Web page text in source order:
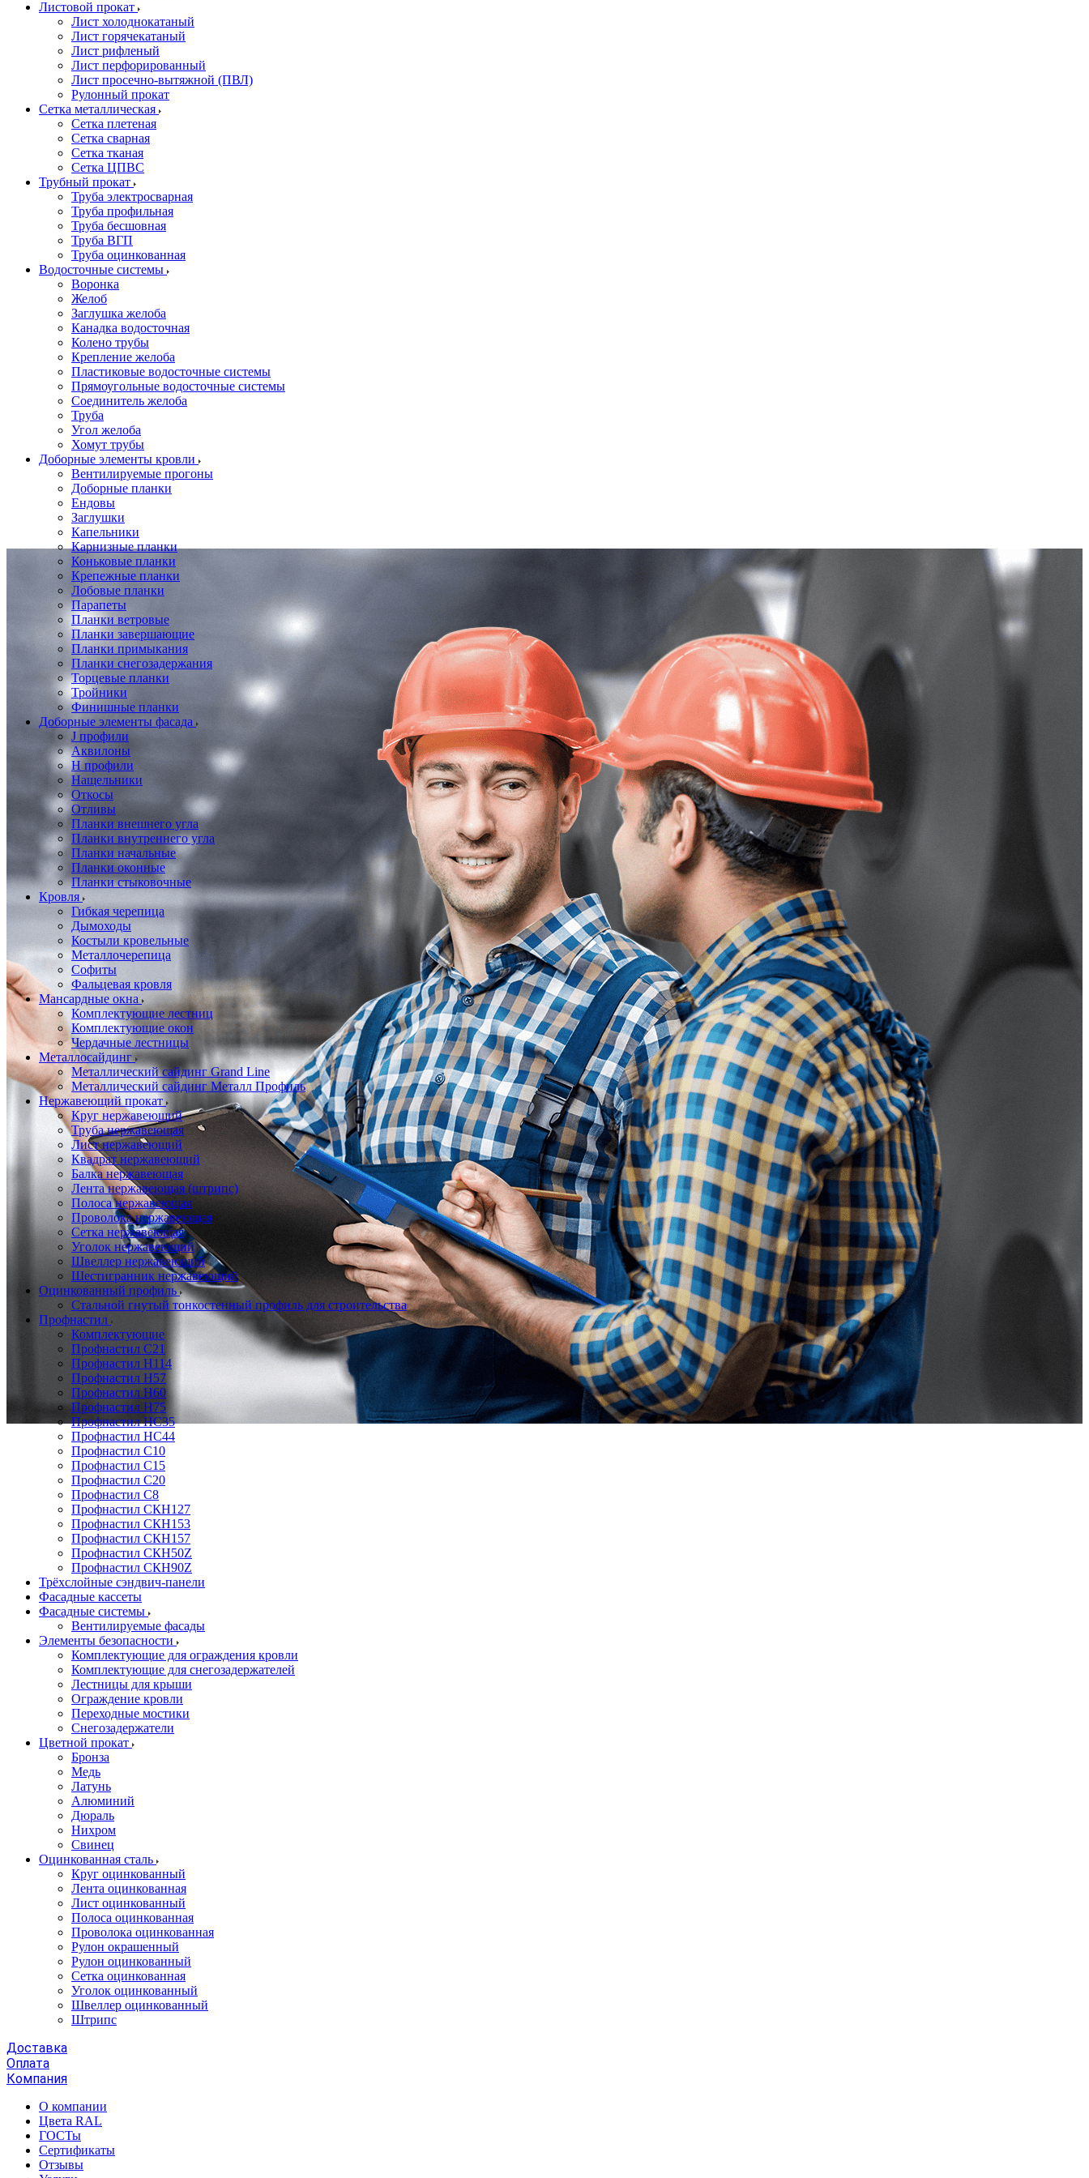
Листовой прокат
Лист холоднокатаный
Лист горячекатаный
Лист рифленый
Лист перфорированный
Лист просечно-вытяжной (ПВЛ)
Рулонный прокат
Сетка металлическая
Сетка плетеная
Сетка сварная
Сетка тканая
Сетка ЦПВС
Трубный прокат
Труба электросварная
Труба профильная
Труба бесшовная
Труба ВГП
Труба оцинкованная
Водосточные системы
Воронка
Желоб
Заглушка желоба
Канадка водосточная
Колено трубы
Крепление желоба
Пластиковые водосточные системы
Прямоугольные водосточные системы
Соединитель желоба
Труба
Угол желоба
Хомут трубы
Доборные элементы кровли
Вентилируемые прогоны
Доборные планки
Ендовы
Заглушки
Капельники
Карнизные планки
Коньковые планки
Крепежные планки
Лобовые планки
Парапеты
Планки ветровые
Планки завершающие
Планки примыкания
Планки снегозадержания
Торцевые планки
Тройники
Финишные планки
Доборные элементы фасада
J профили
Аквилоны
Н профили
Нащельники
Откосы
Отливы
Планки внешнего угла
Планки внутреннего угла
Планки начальные
Планки оконные
Планки стыковочные
Кровля
Гибкая черепица
Дымоходы
Костыли кровельные
Металлочерепица
Софиты
Фальцевая кровля
Мансардные окна
Комплектующие лестниц
Комплектующие окон
Чердачные лестницы
Металлосайдинг
Металлический сайдинг Grand Line
Металлический сайдинг Металл Профиль
Нержавеющий прокат
Круг нержавеющий
Труба нержавеющая
Лист нержавеющий
Квадрат нержавеющий
Балка нержавеющая
Лента нержавеющая (штрипс)
Полоса нержавеющая
Проволока нержавеющая
Сетка нержавеющая
Уголок нержавеющий
Швеллер нержавеющий
Шестигранник нержавеющий
Оцинкованный профиль
Стальной гнутый тонкостенный профиль для строительства
Профнастил
Комплектующие
Профнастил C21
Профнастил Н114
Профнастил Н57
Профнастил Н60
Профнастил Н75
Профнастил НС35
Профнастил НС44
Профнастил С10
Профнастил С15
Профнастил С20
Профнастил С8
Профнастил СКН127
Профнастил СКН153
Профнастил СКН157
Профнастил СКН50Z
Профнастил СКН90Z
Трёхслойные сэндвич-панели
Фасадные кассеты
Фасадные системы
Вентилируемые фасады
Элементы безопасности
Комплектующие для ограждения кровли
Комплектующие для снегозадержателей
Лестницы для крыши
Ограждение кровли
Переходные мостики
Снегозадержатели
Цветной прокат
Бронза
Медь
Латунь
Алюминий
Дюраль
Нихром
Свинец
Оцинкованная сталь
Круг оцинкованный
Лента оцинкованная
Лист оцинкованный
Полоса оцинкованная
Проволока оцинкованная
Рулон окрашенный
Рулон оцинкованный
Сетка оцинкованная
Уголок оцинкованный
Швеллер оцинкованный
Штрипс
Доставка
Оплата
Компания
О компании
Цвета RAL
ГОСТы
Сертификаты
Отзывы